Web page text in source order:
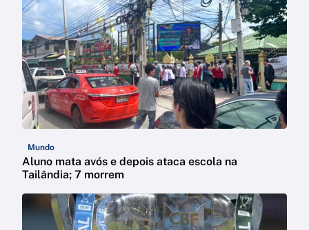
Mundo
Aluno mata avós e depois ataca escola na
Tailândia; 7 morrem